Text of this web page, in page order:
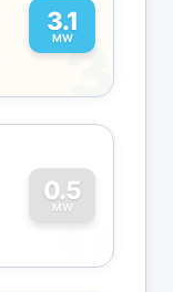
3.1
MW
3
0.5
MW
0